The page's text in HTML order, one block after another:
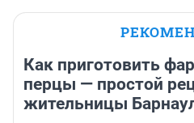
Как приготовить
перцы — простой
жительницы